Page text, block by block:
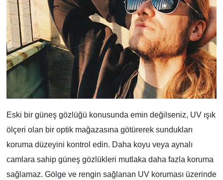
Eski bir güneş gözlüğü konusunda emin değilseniz, UV ışık
ölçeri olan bir optik mağazasına götürerek sundukları
koruma düzeyini kontrol edin. Daha koyu veya aynalı
camlara sahip güneş gözlükleri mutlaka daha fazla koruma
sağlamaz. Gölge ve rengin sağlanan UV koruması üzerinde